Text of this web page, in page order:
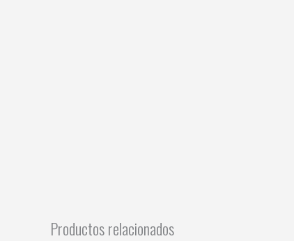
Productos relacionados